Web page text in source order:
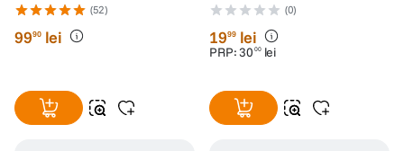
(52)
9990 lei
(0)
1999 lei
PRP:30 00 lei